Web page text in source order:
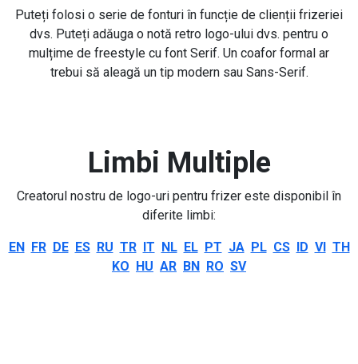
Puteți folosi o serie de fonturi în funcție de clienții frizeriei
dvs. Puteți adăuga o notă retro logo-ului dvs. pentru o
mulțime de freestyle cu font Serif. Un coafor formal ar
trebui să aleagă un tip modern sau Sans-Serif.
Limbi Multiple
Creatorul nostru de logo-uri pentru frizer este disponibil în
diferite limbi:
EN FR DE ES RU TR IT NL EL PT JA PL CS ID VI TH
KO HU AR BN RO SV